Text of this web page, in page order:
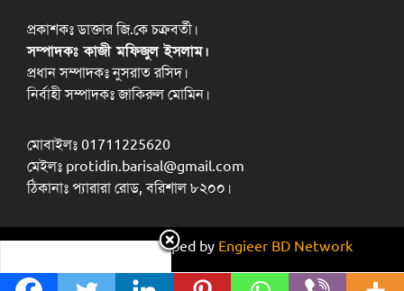
প্রকাশকঃ ডাক্তার জি.কে চক্রবর্তী।
সম্পাদকঃ কাজী মফিজুল ইসলাম।
প্রধান সম্পাদকঃ নুসরাত রসিদ।
নির্বাহী সম্পাদকঃ জাকিরুল মোমিন।
মোবাইলঃ 01711225620
মেইলঃ protidin.barisal@gmail.com
ঠিকানাঃ প্যারারা রোড, বরিশাল ৮২০০।
Design and developed by Engieer BD Network